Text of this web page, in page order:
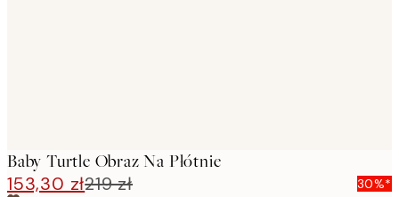
Baby Turtle Obraz Na Płótnie
153,30 zł219 zł 30%*